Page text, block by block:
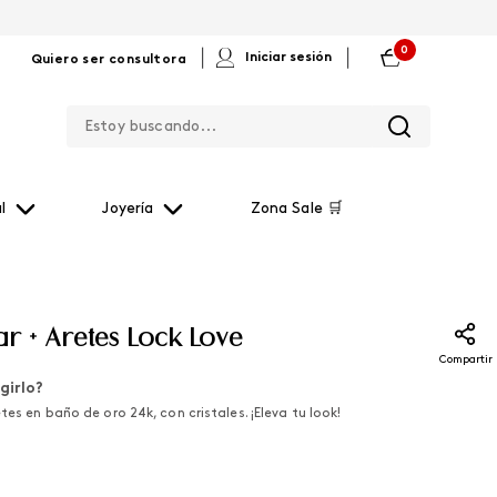
Quiero ser consultora Iniciar sesión
0
Joyería Zona Sale 🛒
+ Aretes Lock Love
Compartir
en baño de oro 24k, con cristales. ¡Eleva tu look!